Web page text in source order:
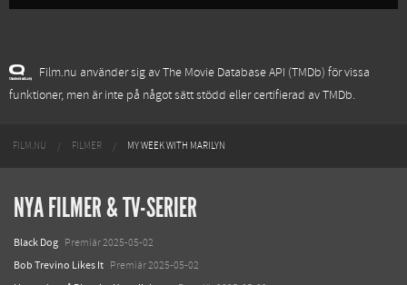
Film.nu använder sig av The Movie Database API (TMDb) för vissa
funktioner, men är inte på något sätt stödd eller certifierad av TMDb.
FILM.NU FILMER MY WEEK WITH MARILYN
NYA FILMER & TV-SERIER
Black Dog Premiär 2025-05-02
Bob Trevino Likes It Premiär 2025-05-02